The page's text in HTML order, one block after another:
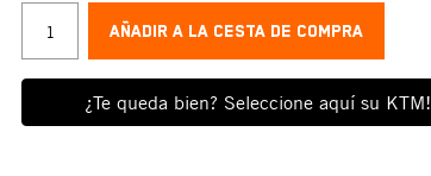
¿Te queda bien? Seleccione aquí su KTM!
AÑADIR A LA CESTA DE COMPRA